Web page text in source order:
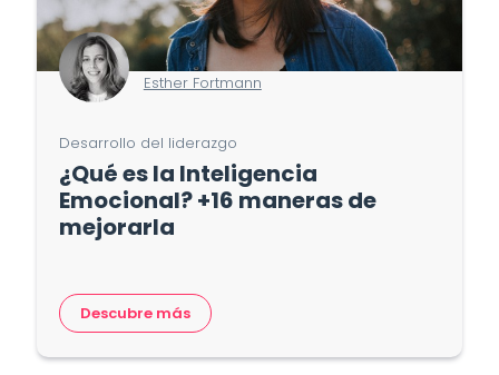
Esther Fortmann
Desarrollo del liderazgo
¿Qué es la Inteligencia
Emocional? +16 maneras de
mejorarla
Descubre más